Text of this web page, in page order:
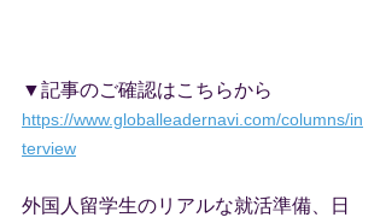
▼記事のご確認はこちらから
https://www.globalleadernavi.com/columns/in
terview
外国人留学生のリアルな就活準備、日